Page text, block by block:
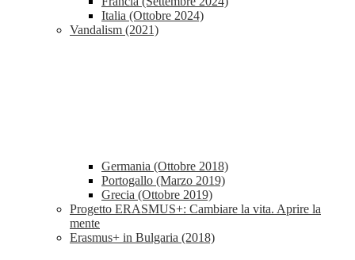
Italia (Ottobre 2024)
Vandalism (2021)
Germania (Ottobre 2018)
Portogallo (Marzo 2019)
Grecia (Ottobre 2019)
Progetto ERASMUS+: Cambiare la vita. Aprire la
mente
Erasmus+ in Bulgaria (2018)